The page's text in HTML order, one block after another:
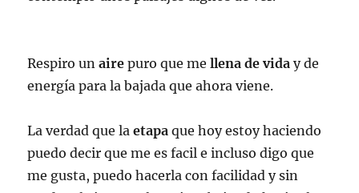
Respiro unaire puro que me llena de vida y de
energía para la bajada que ahora viene.
La verdad que laetapa que hoy estoy haciendo
puedo decir que me es facil e incluso digo que
me gusta, puedo hacerla con facilidad y sin